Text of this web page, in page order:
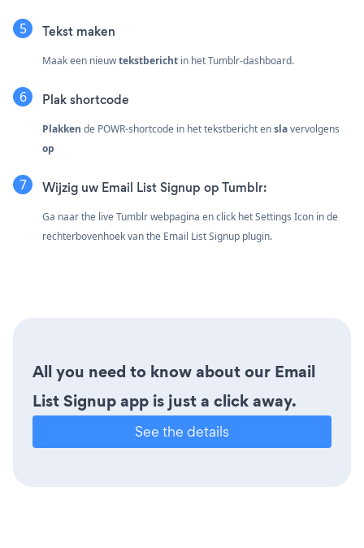
Tekst maken
Maak een nieuwtekstbericht in het Tumblr-dashboard.
Plak shortcode
Plakken de POWR-shortcode in het tekstbericht enslavervolgens
op
Wijzig uw Email List Signup op Tumblr:
Ga naar the live Tumblr webpagina en click het Settings Icon in de
rechterbovenhoek van the Email List Signup plugin.
All you need to know about our Email
List Signup app is just a click away.
See the details